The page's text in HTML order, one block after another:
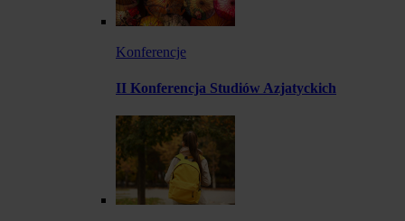
Konferencje
II Konferencja Studiów Azjatyckich